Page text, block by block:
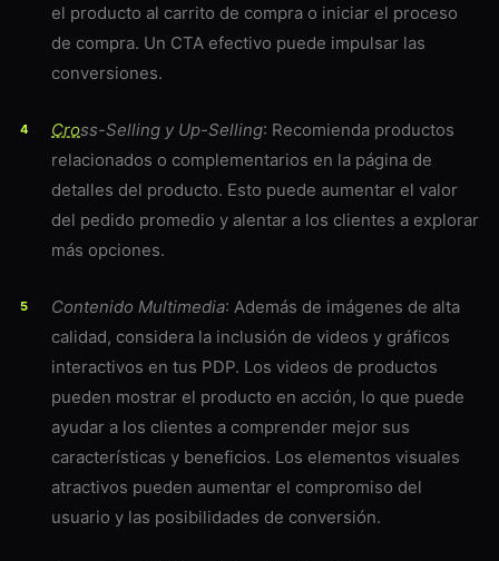
el producto al carrito de compra o iniciar el proceso
de compra. Un CTA efectivo puede impulsar las
conversiones.
Cross-Selling y Up-Selling: Recomienda productos
relacionados o complementarios en la página de
detalles del producto. Esto puede aumentar el valor
del pedido promedio y alentar a los clientes a explorar
más opciones.
Contenido Multimedia: Además de imágenes de alta
calidad, considera la inclusión de videos y gráficos
interactivos en tus PDP. Los videos de productos
pueden mostrar el producto en acción, lo que puede
ayudar a los clientes a comprender mejor sus
características y beneficios. Los elementos visuales
atractivos pueden aumentar el compromiso del
usuario y las posibilidades de conversión.